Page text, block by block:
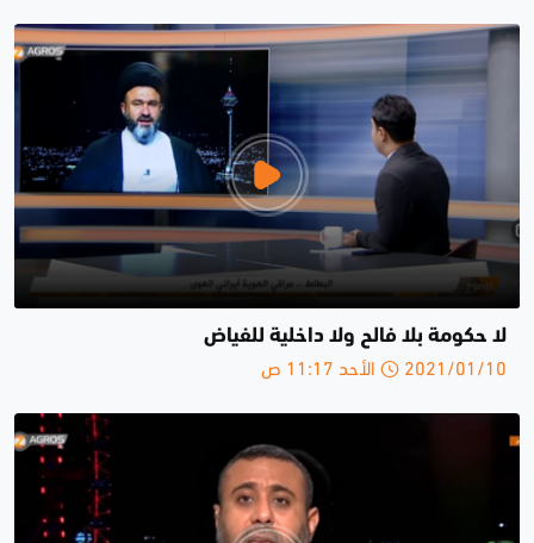
لا حكومة بلا فالح ولا داخلية للفياض
2021/01/10 الأحد 11:17 ص